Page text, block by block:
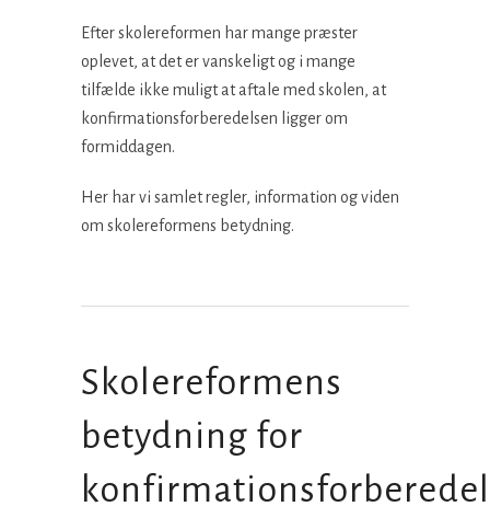
Efter skolereformen har mange præster
oplevet, at det er vanskeligt og i mange
tilfælde ikke muligt at aftale med skolen, at
konfirmationsforberedelsen ligger om
formiddagen.
Her har vi samlet regler, information og viden
om skolereformens betydning.
Skolereformens
betydning for